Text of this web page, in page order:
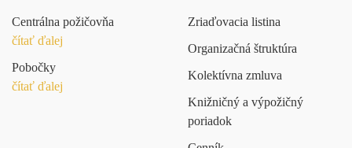
Centrálna požičovňa
čítať ďalej
Pobočky
čítať ďalej
Zriaďovacia listina
Organizačná štruktúra
Kolektívna zmluva
Knižničný a výpožičný
poriadok